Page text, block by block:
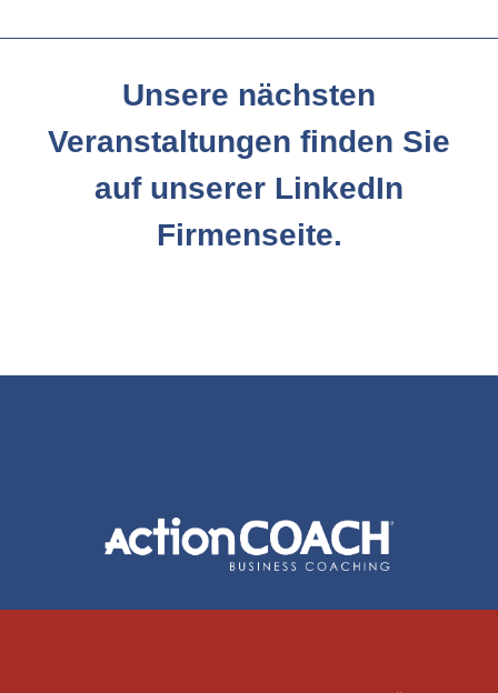
Unsere nächsten
Veranstaltungen finden Sie
auf unserer LinkedIn
Firmenseite.